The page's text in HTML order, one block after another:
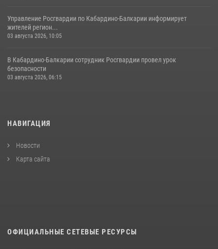
Управление Росгвардии по Кабардино-Балкарии информирует
жителей регион...
03 августа 2026, 10:05
В Кабардино‑Балкарии сотрудник Росгвардии провел урок
безопасности
03 августа 2026, 06:15
НАВИГАЦИЯ
Новости
Карта сайта
ОФИЦИАЛЬНЫЕ СЕТЕВЫЕ РЕСУРСЫ